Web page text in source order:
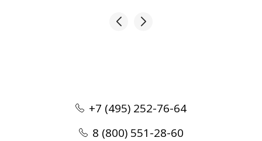
+7 (495) 252-76-64
8 (800) 551-28-60